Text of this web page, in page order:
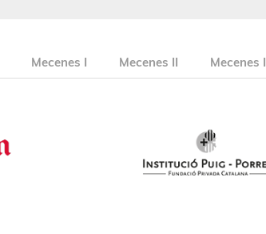
Mecenes I Mecenes II Mecenes